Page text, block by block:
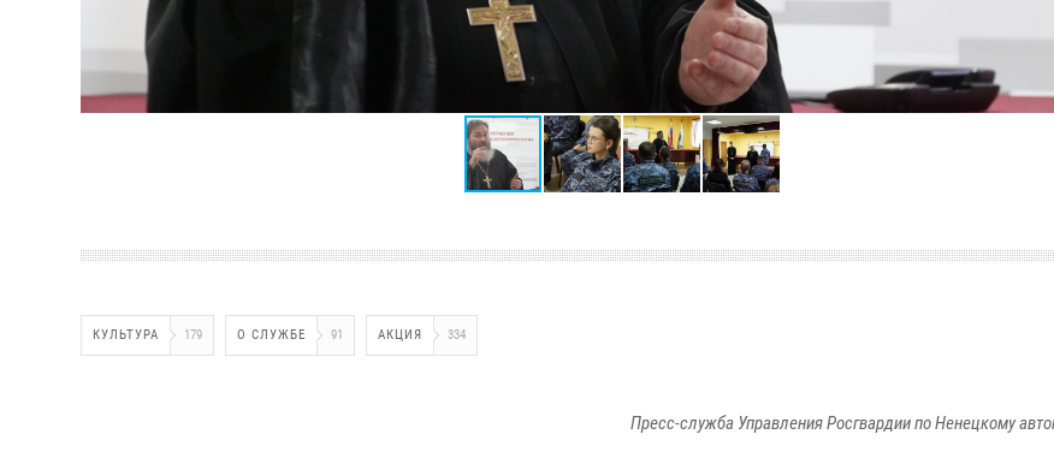
КУЛЬТУРА 179 О СЛУЖБЕ 91 АКЦИЯ 334
Пресс-служба Управления Росгвардии по Ненецкому